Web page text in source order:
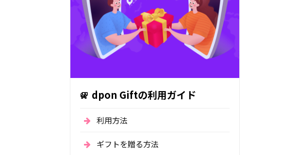
dpon Giftの利用ガイド
利用方法
ギフトを贈る方法